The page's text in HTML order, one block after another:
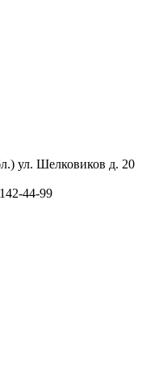
ул. Шелковиков д. 20
44-99